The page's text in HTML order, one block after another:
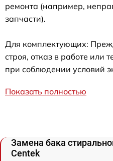
ремонта (например,
запчасти).
Для комплектующих:
строя, отказ в работе или
при соблюдении условий
Показать полностью
Замена бака
Centek